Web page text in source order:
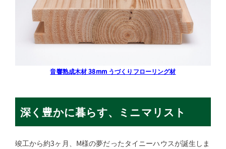
音響熟成木材 38mm うづくりフローリング材
深く豊かに暮らす、ミニマリスト
竣工から約3ヶ月、M様の夢だったタイニーハウスが誕生しま